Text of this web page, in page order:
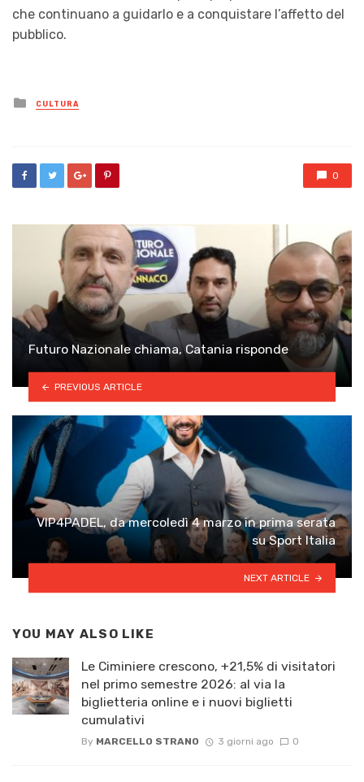
che continuano a guidarlo e a conquistare l’affetto del
pubblico.
Posted
in
CULTURA
0
Futuro Nazionale chiama, Catania risponde
PREVIOUS ARTICLE
VIP4PADEL, da mercoledì 4 marzo in prima serata
su Sport Italia
NEXT ARTICLE
YOU MAY ALSO LIKE
Le Ciminiere crescono, +21,5% di visitatori
nel primo semestre 2026: al via la
biglietteria online e i nuovi biglietti
cumulativi
By MARCELLO STRANO 3 giorni ago 0